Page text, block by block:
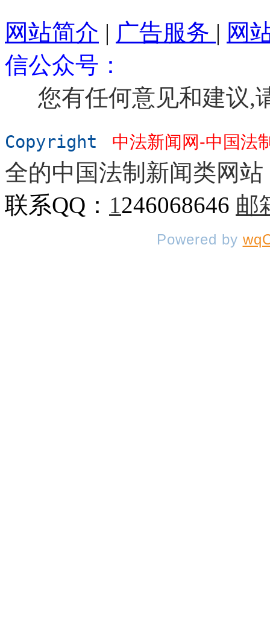
网站简介 | 广告服务 | 网
信公众号：
您有任何意见和建议,
Copyright 中法新闻网-中国法
全的中国法制新闻类网站
联系QQ： 1246068646 邮
Powered by